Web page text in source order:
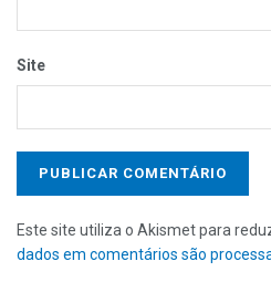
Site
Este site utiliza o Akismet para
dados em comentários são